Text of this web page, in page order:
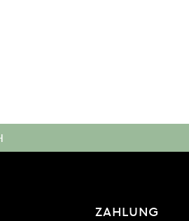
ZAHLUNG